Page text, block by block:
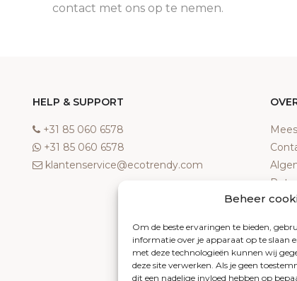
Beheer
Om de beste ervaringen te bieden,
informatie over je apparaat op te slaan
met deze technologieën kunnen wij
deze site verwerken. Als je geen
dit een nadelige invloed hebben op
contact met ons op te nemen.
HELP & SUPPORT
‎+31 85 060 6578
‎+31 85 060 6578
klantenservice@ecotrendy.com